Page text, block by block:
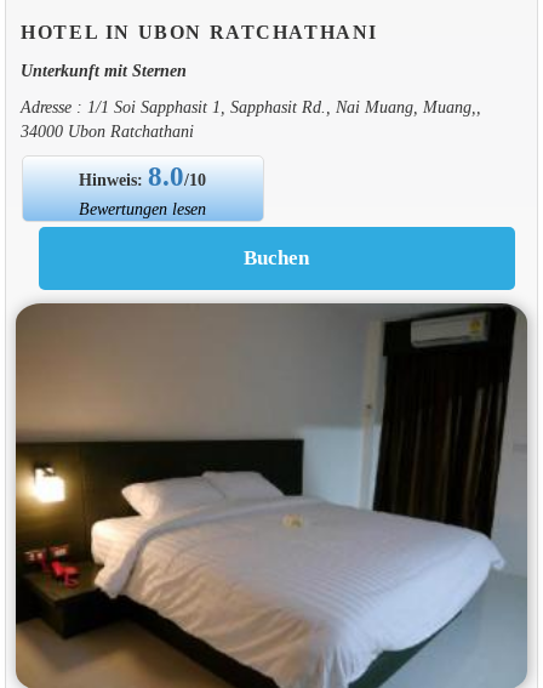
HOTEL IN UBON RATCHATHANI
Unterkunft mit Sternen
Adresse : 1/1 Soi Sapphasit 1, Sapphasit Rd., Nai Muang, Muang,,
34000 Ubon Ratchathani
Hinweis:8.0/10
Bewertungen lesen